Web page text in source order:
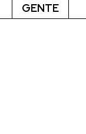
GENTE